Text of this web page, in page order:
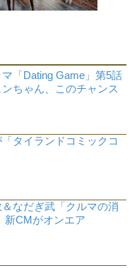
「Dating Game」第5話
ちゃん、このチャンス
タイランドコミックコ
なだぎ武「クルマの消
新CMがオンエア